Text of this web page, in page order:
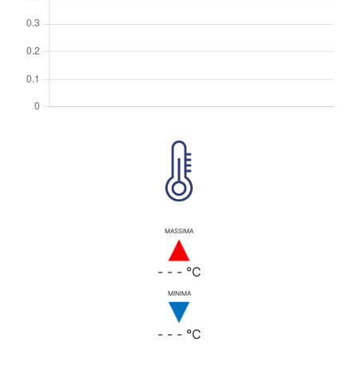
MASSIMA
- - - °C
MINIMA
- - - °C